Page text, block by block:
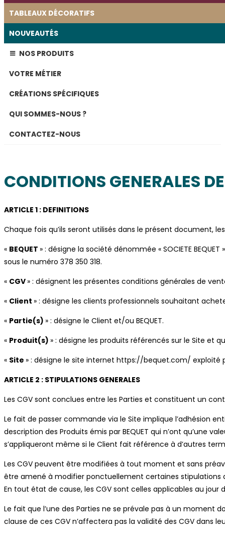
TABLEAUX DÉCORATIFS
NOUVEAUTÉS
NOS PRODUITS
VOTRE MÉTIER
CRÉATIONS SPÉCIFIQUES
QUI SOMMES-NOUS ?
CONTACTEZ-NOUS
CONDITIONS GENERALES
ARTICLE 1 : DEFINITIONS
Chaque fois qu’ils seront utilisés dans le présent document,
« BEQUET » : désigne la société dénommée « SOCIETE
sous le numéro 378 350 318.
« CGV » : désignent les présentes conditions générales de
« Client » : désigne les clients professionnels souhaitant
« Partie(s) » : désigne le Client et/ou BEQUET.
« Produit(s) » : désigne les produits référencés sur le Site et
« Site » : désigne le site internet https://bequet.com/ exploité
ARTICLE 2 : STIPULATIONS GENERALES
Les CGV sont conclues entre les Parties et constituent un
Le fait de passer commande via le Site implique l’adhésion
description des Produits émis par BEQUET qui n’ont qu’une
s’appliqueront même si le Client fait référence à d’autres
Les CGV peuvent être modifiées à tout moment et sans
être amené à modifier ponctuellement certaines stipulations
En tout état de cause, les CGV sont celles applicables au
Le fait que l’une des Parties ne se prévale pas à un moment
clause de ces CGV n’affectera pas la validité des CGV dans